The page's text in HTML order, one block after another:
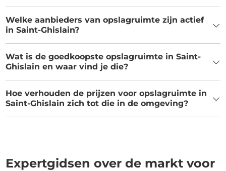
Welke aanbieders van opslagruimte zijn actief
in Saint-Ghislain?
Wat is de goedkoopste opslagruimte in Saint-
Ghislain en waar vind je die?
Hoe verhouden de prijzen voor opslagruimte in
Saint-Ghislain zich tot die in de omgeving?
Expertgidsen over de markt voor